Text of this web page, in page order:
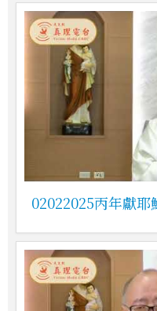
02022025丙年獻耶